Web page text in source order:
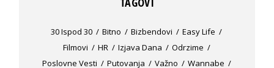
30 Ispod 30 Bitno Bizbendovi
Easy Life
Filmovi
HR Izjava Dana
Odrzime
Poslovne Vesti
Putovanja Važno
Wannabe